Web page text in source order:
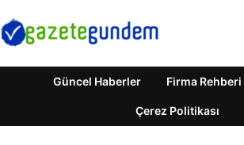
Güncel Haberler Firma Rehberi
Çerez Politikası